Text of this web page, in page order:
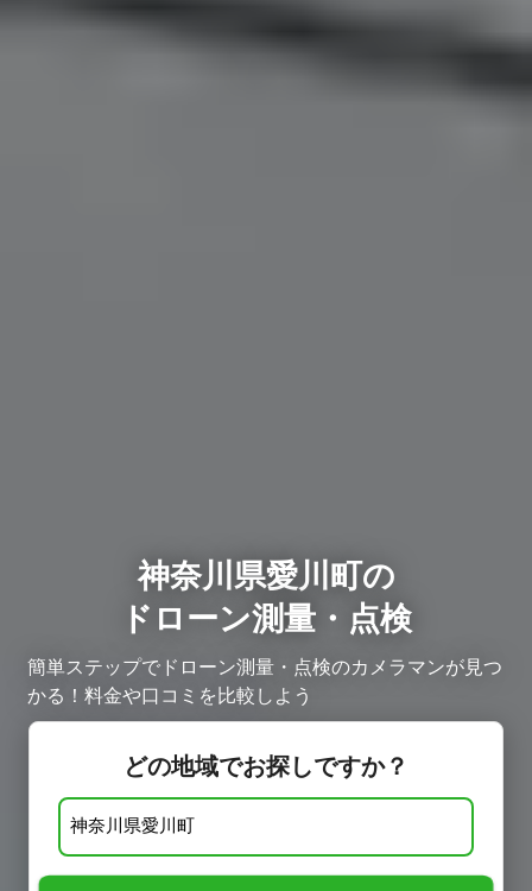
神奈川県愛川町の
ドローン測量・点検
簡単ステップでドローン測量・点検のカメラマンが見つ
かる！料金や口コミを比較しよう
どの地域でお探しですか？